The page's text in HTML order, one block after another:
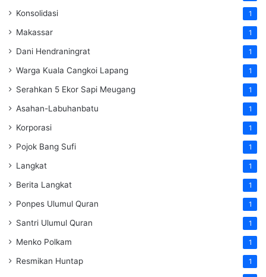
Konsolidasi 1
Makassar 1
Dani Hendraningrat 1
Warga Kuala Cangkoi Lapang 1
Serahkan 5 Ekor Sapi Meugang 1
Asahan-Labuhanbatu 1
Korporasi 1
Pojok Bang Sufi 1
Langkat 1
Berita Langkat 1
Ponpes Ulumul Quran 1
Santri Ulumul Quran 1
Menko Polkam 1
Resmikan Huntap 1